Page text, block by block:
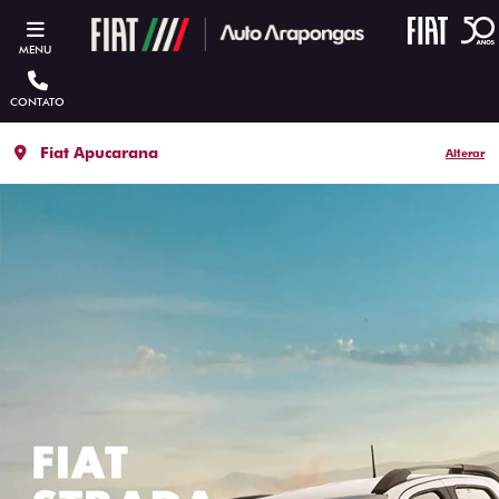
MENU
CONTATO
Fiat Apucarana Alterar